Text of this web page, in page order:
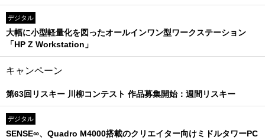
デジタル
大幅に小型軽量化を図ったオールインワン型ワークステーション
「HP Z Workstation」
キャンペーン
第63回リスキー 川柳コンテスト 作品募集開始：週間リスキー
デジタル
SENSE∞、Quadro M4000搭載のクリエイター向けミドルタワーPC